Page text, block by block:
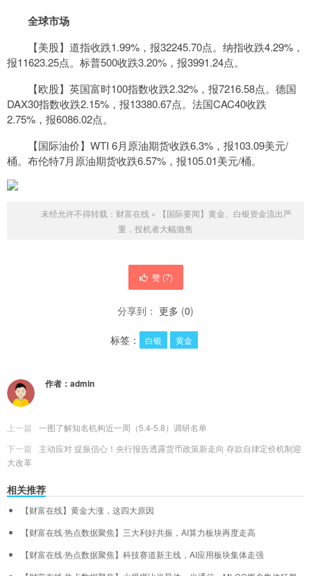
全球市场
【美股】道指收跌1.99%，报32245.70点。纳指收跌4.29%，
报11623.25点。标普500收跌3.20%，报3991.24点。
【欧股】英国富时100指数收跌2.32%，报7216.58点。德国
DAX30指数收跌2.15%，报13380.67点。法国CAC40收跌
2.75%，报6086.02点。
【国际油价】WTI 6月原油期货收跌6.3%，报103.09美元/
桶。布伦特7月原油期货收跌6.57%，报105.01美元/桶。
未经允许不得转载： 财富在线 »
【国际要闻】黄金、白银资金流出严
重，投机者大幅抛售
赞 (7)
分享到： 更多 (0)
标签： 白银 黄金
作者： admin
上一篇
一图了解知名机构近一周（5.4-5.8）调研名单
下一篇
主动应对 提振信心！央行报告透露货币政策新走向 存款自律定价机制迎
大改革
相关推荐
【财富在线】黄金大涨，这四大原因
【财富在线·热点数据聚焦】三大利好共振，AI算力板块再度走高
【财富在线·热点数据聚焦】科技赛道新主线，AI应用板块集体走强